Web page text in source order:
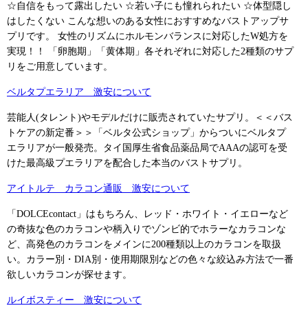
☆自信をもって露出したい ☆若い子にも憧れられたい ☆体型隠し
はしたくない こんな想いのある女性におすすめなバストアップサ
プリです。 女性のリズムにホルモンバランスに対応したW処方を
実現！！ 「卵胞期」「黄体期」各それぞれに対応した2種類のサプ
リをご用意しています。
ベルタプエラリア 激安について
芸能人(タレント)やモデルだけに販売されていたサプリ。＜＜バス
トケアの新定番＞＞「ベルタ公式ショップ」からついにベルタプ
エラリアが一般発売。タイ国厚生省食品薬品局でAAAの認可を受
けた最高級プエラリアを配合した本当のバストサプリ。
アイトルテ カラコン通販 激安について
「DOLCEcontact」はもちろん、レッド・ホワイト・イエローなど
の奇抜な色のカラコンや柄入りでゾンビ的でホラーなカラコンな
ど、高発色のカラコンをメインに200種類以上のカラコンを取扱
い。カラー別・DIA別・使用期限別などの色々な絞込み方法で一番
欲しいカラコンが探せます。
ルイボスティー 激安について